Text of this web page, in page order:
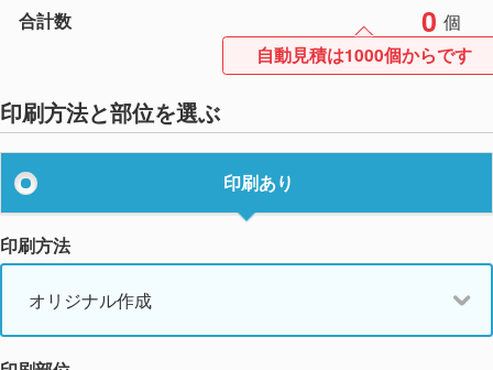
合計数 0 個
自動見積は1000個からです
印刷方法と部位を選ぶ
印刷あり
印刷方法
オリジナル作成